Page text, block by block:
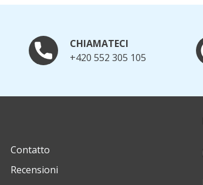
CHIAMATECI
+420 552 305 105
Contatto
Recensioni